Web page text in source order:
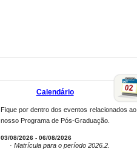
Calendário
Fique por dentro dos eventos relacionados ao
nosso Programa de Pós-Graduação.
03/08/2026 - 06/08/2026
· Matrícula para o período 2026.2.